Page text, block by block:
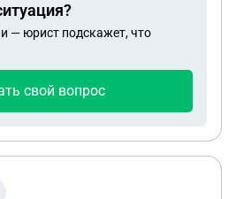
положение – младшего брата
забрать в детский дом, что
У старшей сестры есть брак
против опеки. Я же
в браке. Есть
собственник мать). Я
мать запустила долги на ту
— юрист подскажет, что
свой вопрос